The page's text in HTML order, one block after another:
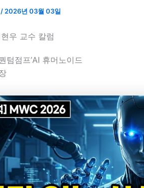
/2026년 03월 03일
우 교수 칼럼
텀점프’AI 휴머노이드